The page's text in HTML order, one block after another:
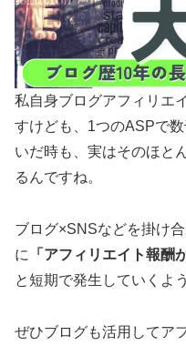
私自身ブログアフィリエ
すけども、1つのASPで
いだ時も、実はそのほと
るんですね。
ブログ×SNSなどを掛け
に
「アフィリエイト報酬
と短期で発生していくよ
ぜひブログも活用してア